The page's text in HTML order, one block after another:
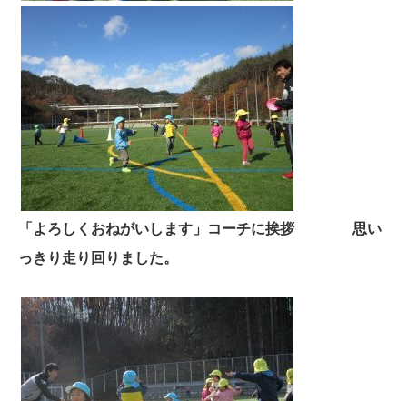
「よろしくおねがいします」コーチに挨拶 思い
っきり走り回りました。